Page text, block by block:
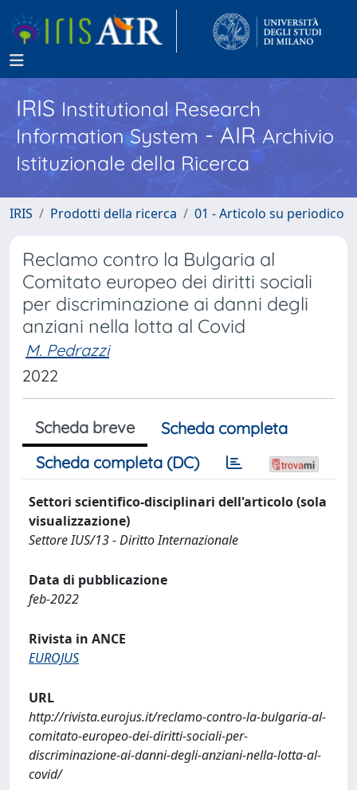
IRISInstitutional Research
Information System - AIR Archivio
Istituzionale della Ricerca
IRIS Prodotti della ricerca 01 - Articolo su periodico
Reclamo contro la Bulgaria al
Comitato europeo dei diritti sociali
per discriminazione ai danni degli
anziani nella lotta al Covid
M. Pedrazzi
2022
Scheda breve
Scheda completa
Scheda completa (DC)
Settori scientifico-disciplinari dell'articolo (sola
visualizzazione)
Settore IUS/13 - Diritto Internazionale
Data di pubblicazione
feb-2022
Rivista in ANCE
EUROJUS
URL
http://rivista.eurojus.it/reclamo-contro-la-bulgaria-al-
comitato-europeo-dei-diritti-sociali-per-
discriminazione-ai-danni-degli-anziani-nella-lotta-al-
covid/